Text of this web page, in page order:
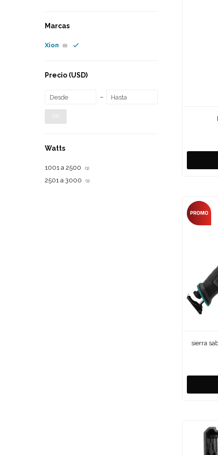
sierra
Marcas
Xion (8)
Precio (USD)
Watts
1001 a 2500 (1)
2501 a 3000 (1)